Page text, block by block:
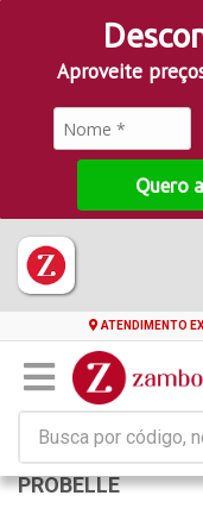
Aproveite
Quero
ATENDIMENTO
PROBELLE